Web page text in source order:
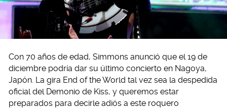
Con 70 años de edad, Simmons anunció que el 19 de
diciembre podría dar su último concierto en Nagoya,
Japón. La gira End of the World tal vez sea la despedida
oficial del Demonio de Kiss, y queremos estar
preparados para decirle adiós a este roquero